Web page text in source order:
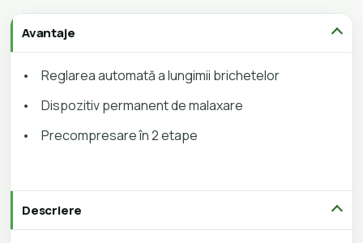
Avantaje
•
Reglarea automată a lungimii brichetelor
•
Dispozitiv permanent de malaxare
•
Precompresare în 2 etape
Descriere